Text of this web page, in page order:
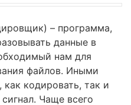
– программа,
данные в
нам для
файлов. Иными
кодировать, так и
Чаще всего